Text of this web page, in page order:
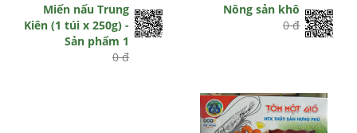
Miến nấu Trung
Kiên (1 túi x 250g) -
Sản phẩm 1
0 đ
Nông sản khô
0 đ